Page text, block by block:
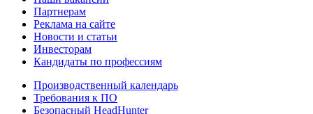
Партнерам
Реклама на сайте
Новости и статьи
Инвесторам
Кандидаты по профессиям
Производственный календарь
Требования к ПО
Безопасный HeadHunter